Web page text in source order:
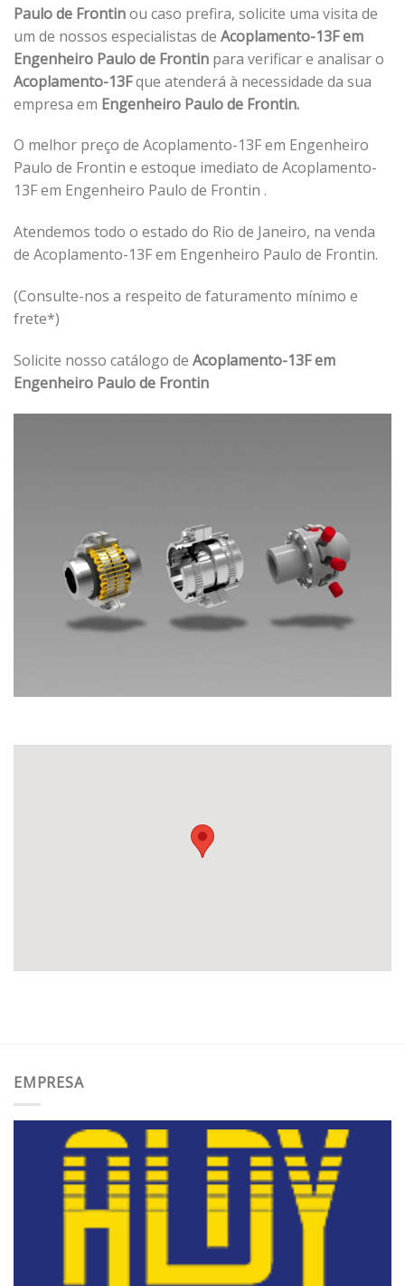
Paulo de Frontinou caso prefira, solicite uma visita de
um de nossos especialistas de Acoplamento-13F em
Engenheiro Paulo de Frontin para verificar e analisar o
Acoplamento-13Fque atenderá à necessidade da sua
empresa em Engenheiro Paulo de Frontin.
O melhor preço de Acoplamento-13F em Engenheiro
Paulo de Frontin e estoque imediato de Acoplamento-
13F em Engenheiro Paulo de Frontin .
Atendemos todo o estado do Rio de Janeiro, na venda
de Acoplamento-13F em Engenheiro Paulo de Frontin.
(Consulte-nos a respeito de faturamento mínimo e
frete*)
Solicite nosso catálogo de Acoplamento-13F em
Engenheiro Paulo de Frontin
EMPRESA